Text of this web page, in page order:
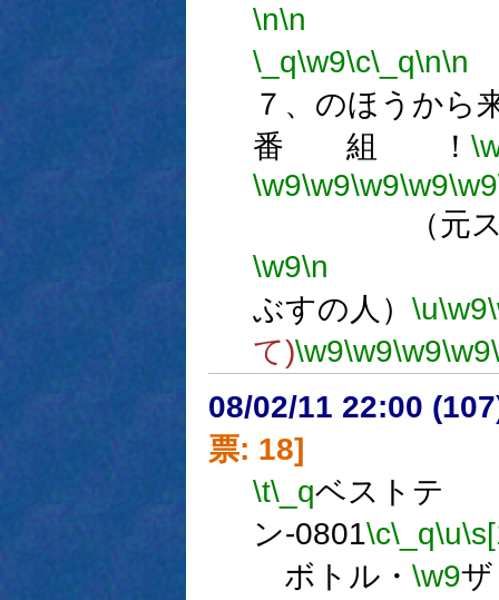
\n\n
\_q\w9\c\_q\n\n
７、のほうから
番 組 ！
\w9\w9\w9\w9\w9
（元スク
\w9\n
ぶすの人） \u\w9
て)\w9\w9\w9\w9
08/02/11 22:00
票: 18]
\t\_qベストテ
ン-0801\c\_q\u
ボトル・ \w9